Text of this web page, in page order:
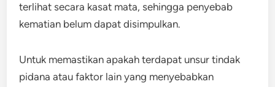
terlihat secara kasat mata, sehingga penyebab
kematian belum dapat disimpulkan.
Untuk memastikan apakah terdapat unsur tindak
pidana atau faktor lain yang menyebabkan